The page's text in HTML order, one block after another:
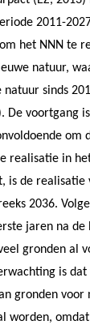
2011-
het NNN te
natuur,
sinds
De voortgang
om
realisatie in
is de realisatie
2036.
jaren na de
gronden al
is
gronden voor
worden,